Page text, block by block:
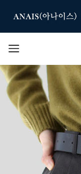
#신상
#MD추천